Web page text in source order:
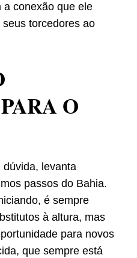
a conexão que ele
torcedores ao
O
levanta
passos do Bahia.
é sempre
à altura, mas
para novos
que sempre está